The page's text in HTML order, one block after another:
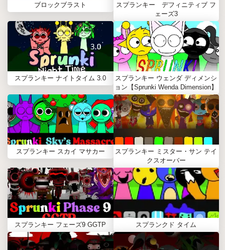
ブロックブラスト
スプランキー デフィニティブ フ
ェーズ3
スプランキー ナイトタイム 3.0
スプランキー ウェンダ ディメンシ
ョン【Sprunki Wenda Dimension】
スプランキー スカイ マサカー
スプランキー ミスター・サン テイ
クスオーバー
スプランキー フェーズ9 GGTP スプランクド タイム